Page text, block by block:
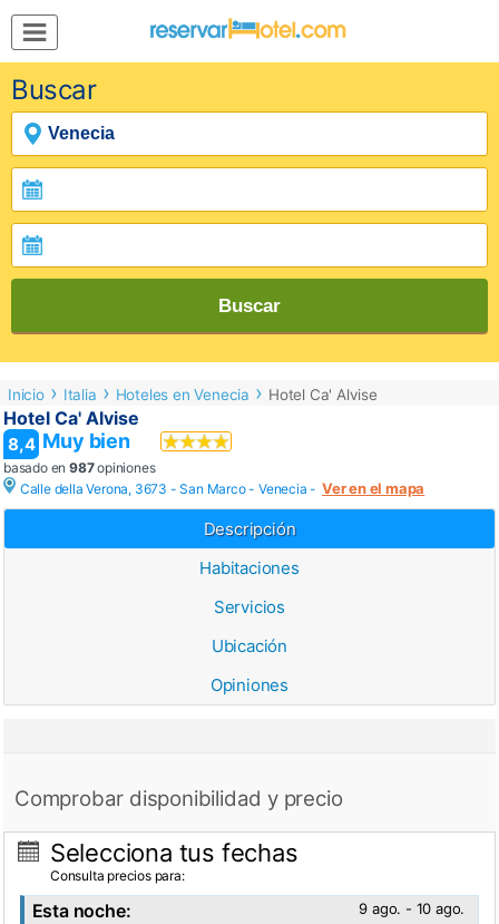
MENÚ
Inicio
Mi
Reserva
Grupos
Inspírate
Buscar
Buscar
Inicio Italia Hoteles en Venecia Hotel Ca' Alvise
Hotel Ca' Alvise
8,4 Muy bien
basado en 987opiniones
Calle della Verona, 3673 - San Marco -Venecia - Ver en el mapa
Descripción
Habitaciones
Servicios
Ubicación
Opiniones
Comprobar disponibilidad y precio
Selecciona tus fechas
Consulta precios para:
Esta noche: 9 ago. - 10 ago.